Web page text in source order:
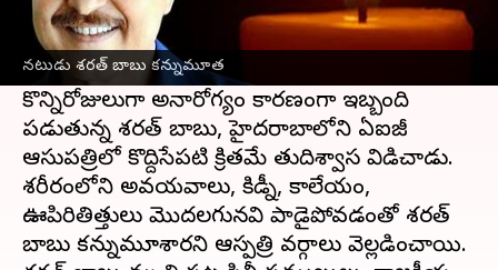
నటుడు శరత్ బాబు కన్నుమూత
తెలుగు చలన చిత్ర పరిశ్రమలో తీవ్ర విషాదం చోటు
చేసుకుంది. సీనియర్ నటుడు శరత్ బాబు(71)
ఈరోజు కన్నుమూశారు.
కొన్నిరోజులుగా అనారోగ్యం కారణంగా ఇబ్బంది
పడుతున్న శరత్ బాబు, హైదరాబాలోని ఏఐజీ
ఆసుపత్రిలో కొద్దిసేపటి క్రితమే తుదిశ్వాస విడిచాడు.
శరీరంలోని అవయవాలు, కిడ్నీ, కాలేయం,
ఊపిరితిత్తులు మొదలగునవి పాడైపోవడంతో శరత్
బాబు కన్నుమూశారని ఆస్పత్రి వర్గాలు వెల్లడించాయి.